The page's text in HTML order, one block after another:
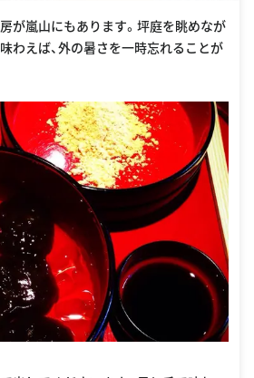
が嵐山にもあります。坪庭を眺めなが
わえば、外の暑さを一時忘れることが